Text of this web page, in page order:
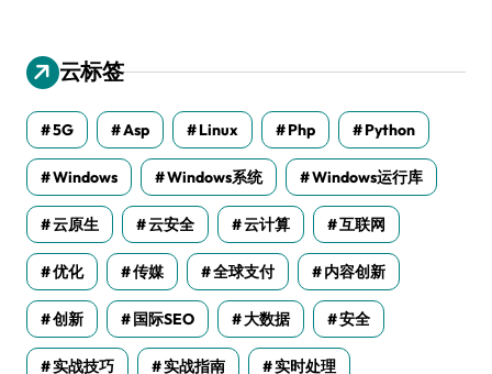
云标签
5G Asp Linux Php Python
Windows Windows系统 Windows运行库
云原生 云安全 云计算 互联网
优化 传媒 全球支付 内容创新
创新 国际SEO 大数据 安全
实战技巧 实战指南 实时处理